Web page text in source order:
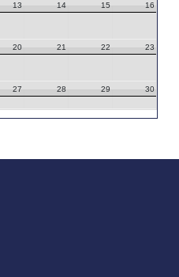
13 14 15 16
20 21 22 23
27 28 29 30